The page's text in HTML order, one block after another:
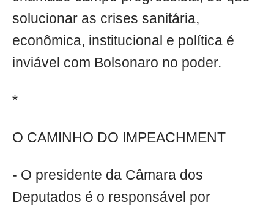
solucionar as crises sanitária,
econômica, institucional e política é
inviável com Bolsonaro no poder.
*
O CAMINHO DO IMPEACHMENT
- O presidente da Câmara dos
Deputados é o responsável por